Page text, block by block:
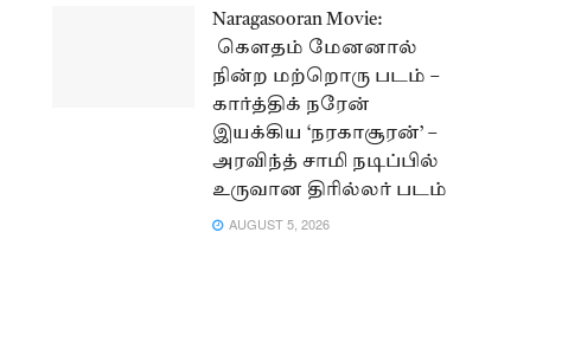
Naragasooran Movie:
கௌதம் மேனனால்
நின்ற மற்றொரு படம் –
கார்த்திக் நரேன்
இயக்கிய ‘நரகாசூரன்’ –
அரவிந்த் சாமி நடிப்பில்
உருவான திரில்லர் படம்
AUGUST 5, 2026